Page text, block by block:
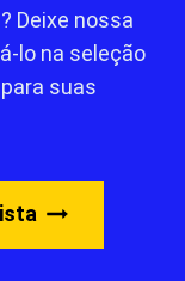
Deixe nossa
lo na seleção
suas